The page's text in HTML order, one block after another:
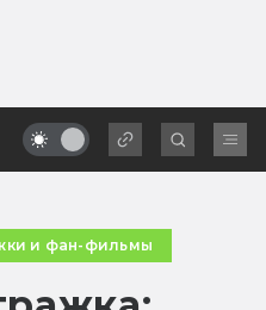
и фан-фильмы